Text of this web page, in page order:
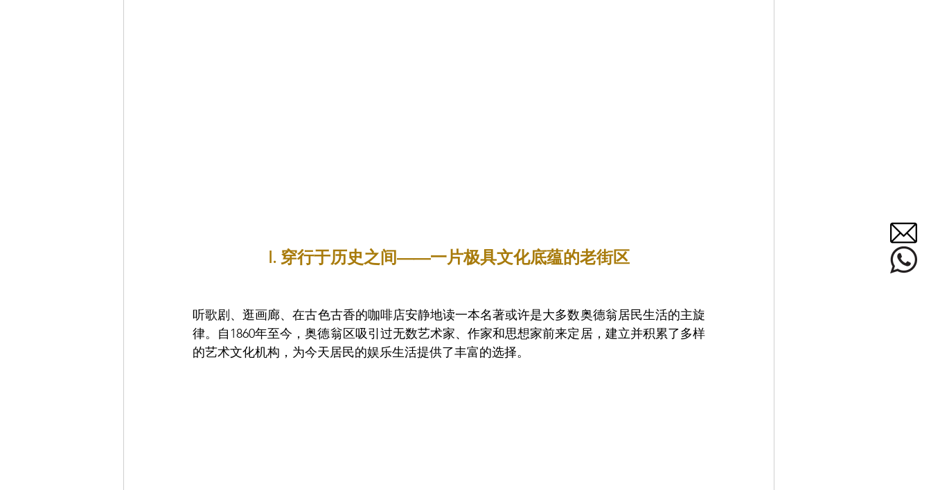
I. 穿行于历史之间——一片极具文化底蕴的老街区
听歌剧、逛画廊、在古色古香的咖啡店安静地读一本名著或许是大多数奥德翁居民生活的主旋
律。自1860年至今，奥德翁区吸引过无数艺术家、作家和思想家前来定居，建立并积累了多样
的艺术文化机构，为今天居民的娱乐生活提供了丰富的选择。